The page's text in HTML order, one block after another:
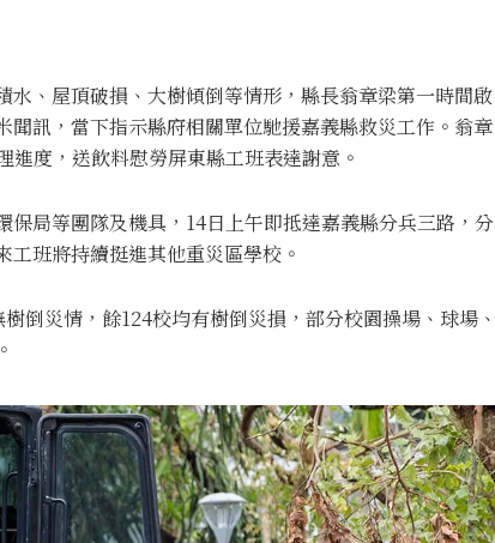
、屋頂破損、大樹傾倒等情形，縣長翁章梁第一時間啟
訊，當下指示縣府相關單位馳援嘉義縣救災工作。翁章
度，送飲料慰勞屏東縣工班表達謝意。
局等團隊及機具，14日上午即抵達嘉義縣分兵三路，分
班將持續挺進其他重災區學校。
倒災情，餘124校均有樹倒災損，部分校園操場、球場、